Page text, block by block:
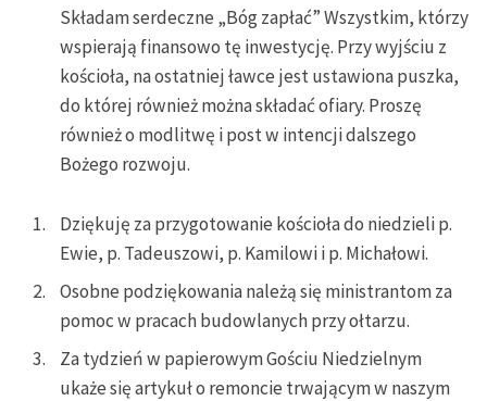
Składam serdeczne „Bóg zapłać” Wszystkim, którzy
wspierają finansowo tę inwestycję. Przy wyjściu z
kościoła, na ostatniej ławce jest ustawiona puszka,
do której również można składać ofiary. Proszę
również o modlitwę i post w intencji dalszego
Bożego rozwoju.
Dziękuję za przygotowanie kościoła do niedzieli p.
Ewie, p. Tadeuszowi, p. Kamilowi i p. Michałowi.
Osobne podziękowania należą się ministrantom za
pomoc w pracach budowlanych przy ołtarzu.
Za tydzień w papierowym Gościu Niedzielnym
ukaże się artykuł o remoncie trwającym w naszym